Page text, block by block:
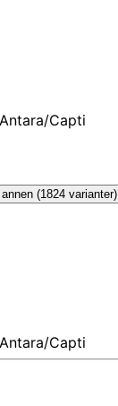
Capti
(1824 varianter)
Capti